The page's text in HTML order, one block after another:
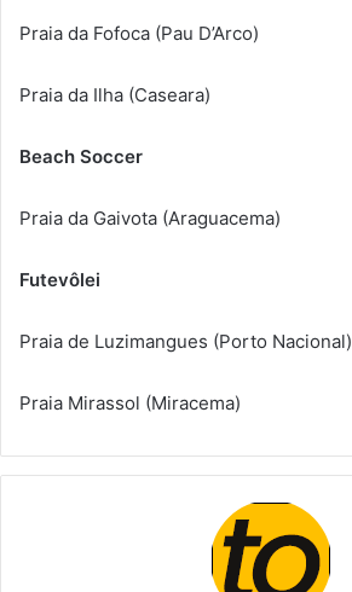
Praia da Fofoca (Pau D’Arco)
Praia da Ilha (Caseara)
Beach Soccer
Praia da Gaivota (Araguacema)
Futevôlei
Praia de Luzimangues (Porto Nacional)
Praia Mirassol (Miracema)